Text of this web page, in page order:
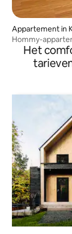
Appartement in
Hommy-
Het